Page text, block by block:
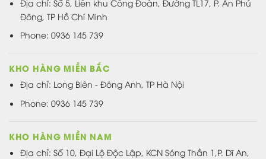
Địa chỉ: Số 5, Liên khu Công Đoàn, Đường TL17, P. An Phú
Đông, TP Hồ Chí Minh
Phone: 0936 145 739
KHO HÀNG MIỀN BẮC
Địa chỉ: Long Biên - Đông Anh, TP Hà Nội
Phone: 0936 145 739
KHO HÀNG MIỀN NAM
Địa chỉ: Số 10, Đại Lộ Độc Lập, KCN Sóng Thần 1,P. Dĩ An,